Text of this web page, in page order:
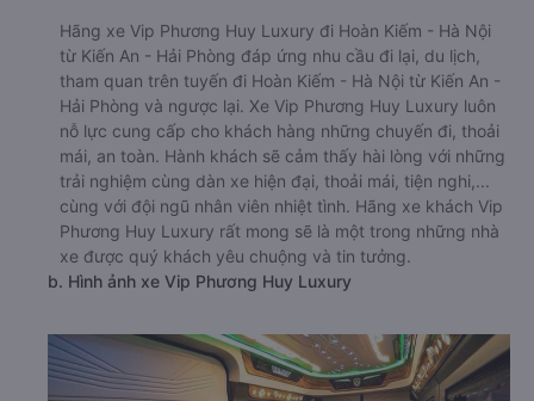
Hãng xe Vip Phương Huy Luxury đi Hoàn Kiếm - Hà Nội
từ Kiến An - Hải Phòng đáp ứng nhu cầu đi lại, du lịch,
tham quan trên tuyến đi Hoàn Kiếm - Hà Nội từ Kiến An -
Hải Phòng và ngược lại. Xe Vip Phương Huy Luxury luôn
nỗ lực cung cấp cho khách hàng những chuyến đi, thoải
mái, an toàn. Hành khách sẽ cảm thấy hài lòng với những
trải nghiệm cùng dàn xe hiện đại, thoải mái, tiện nghi,...
cùng với đội ngũ nhân viên nhiệt tình. Hãng xe khách Vip
Phương Huy Luxury rất mong sẽ là một trong những nhà
xe được quý khách yêu chuộng và tin tưởng.
b. Hình ảnh xe Vip Phương Huy Luxury